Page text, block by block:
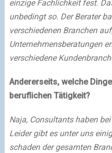
einzige Fachlichkeit fest.
unbedingt so. Der Berater
verschiedenen Branchen
Unternehmensberatungen
verschiedene
Andererseits, welche
beruflichen Tätigkeit?
Naja, Consultants haben
Leider gibt es unter uns
schaden der gesamten